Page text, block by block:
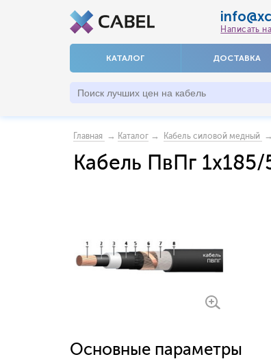
Написать
КАТАЛОГ ДОСТАВКА
Главная → Каталог → Кабель силовой медный
Кабель ПвПг
Основные параметры